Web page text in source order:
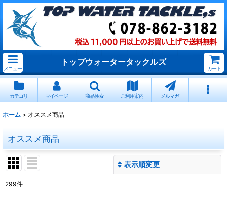
メニュー
トップウォータータックルズ
カート
カテゴリ マイページ 商品検索 ご利用案内 メルマガ
ホーム > オススメ商品
オススメ商品
表示順変更
299件